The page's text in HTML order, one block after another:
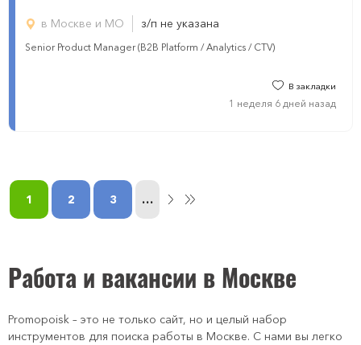
в Москве и МО з/п не указана
Senior Product Manager (B2B Platform / Analytics / CTV)
В закладки
1 неделя 6 дней назад
1 2 3 …
Работа и вакансии в Москве
Promopoisk – это не только сайт, но и целый набор
инструментов для поиска работы в Москве. С нами вы легко